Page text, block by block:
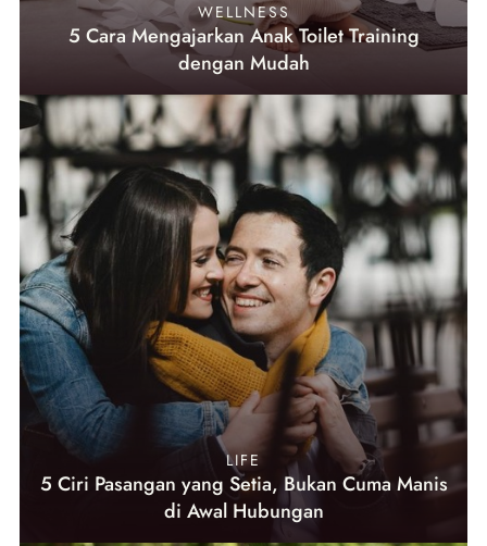
WELLNESS
5 Cara Mengajarkan Anak Toilet Training
dengan Mudah
LIFE
5 Ciri Pasangan yang Setia, Bukan Cuma Manis
di Awal Hubungan